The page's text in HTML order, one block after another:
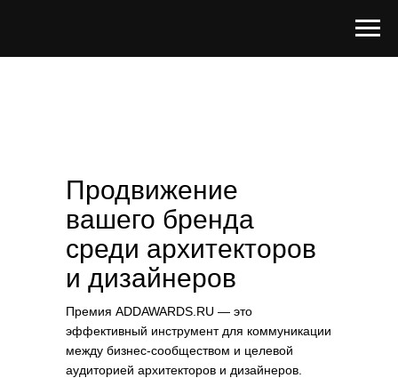
Продвижение
вашего бренда
среди архитекторов
и дизайнеров
Премия ADDAWARDS.RU — это
эффективный инструмент для коммуникации
между бизнес-сообществом и целевой
аудиторией архитекторов и дизайнеров.